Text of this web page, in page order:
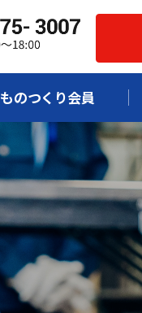
ものつくり会員